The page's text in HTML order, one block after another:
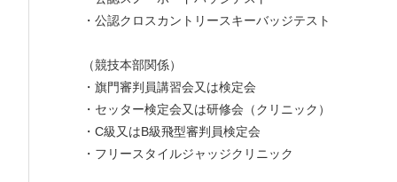
・公認クロスカントリースキーバッジテスト
（競技本部関係）
・旗門審判員講習会又は検定会
・セッター検定会又は研修会（クリニック）
・C級又はB級飛型審判員検定会
・フリースタイルジャッジクリニック